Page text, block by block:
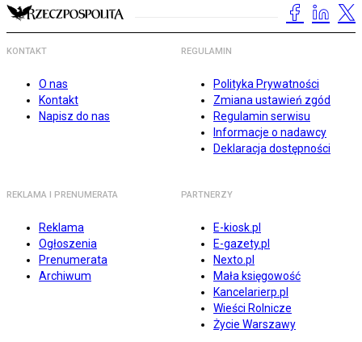
KONTAKT
O nas
Kontakt
Napisz do nas
REGULAMIN
Polityka Prywatności
Zmiana ustawień zgód
Regulamin serwisu
Informacje o nadawcy
Deklaracja dostępności
REKLAMA I PRENUMERATA
Reklama
Ogłoszenia
Prenumerata
Archiwum
PARTNERZY
E-kiosk.pl
E-gazety.pl
Nexto.pl
Mała księgowość
Kancelarierp.pl
Wieści Rolnicze
Życie Warszawy